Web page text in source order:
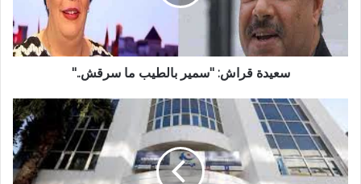
سعيدة قراش: "سمير بالطيب ما سرقش.."